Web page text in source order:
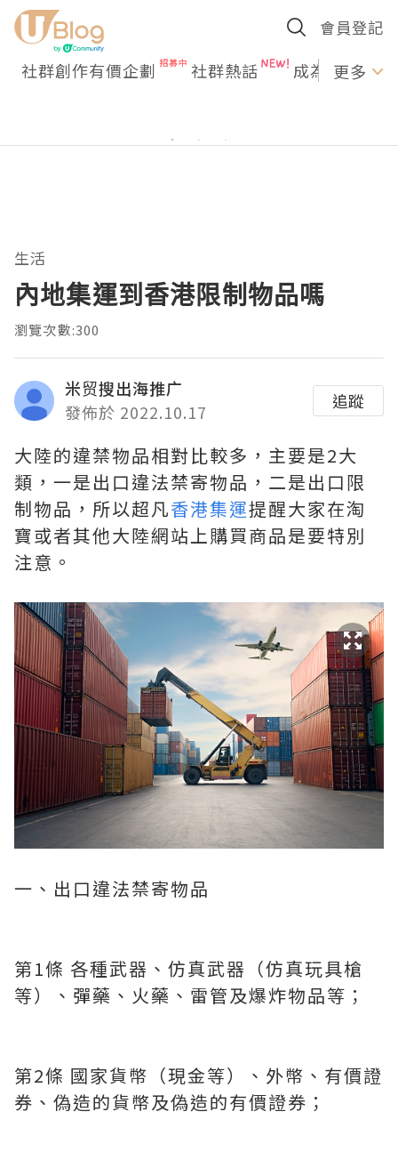
會員登記
社群創作有價企劃 社群熱話 成為U更多
生活
內地集運到香港限制物品嗎
瀏覽次數:300
米贸搜出海推广
發佈於 2022.10.17
追蹤
大陸的違禁物品相對比較多，主要是2大
類，一是出口違法禁寄物品，二是出口限
制物品，所以超凡香港集運提醒大家在淘
寶或者其他大陸網站上購買商品是要特別
注意。
一、出口違法禁寄物品
第1條 各種武器、仿真武器（仿真玩具槍
等）、彈藥、火藥、雷管及爆炸物品等；
第2條 國家貨幣（現金等）、外幣、有價證
券、偽造的貨幣及偽造的有價證券；